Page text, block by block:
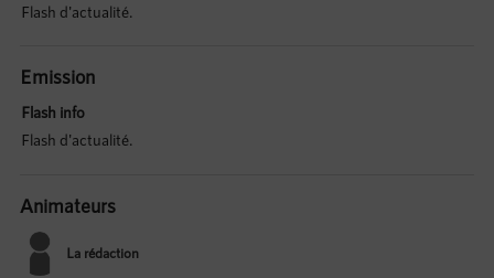
Flash d'actualité.
Emission
Flash info
Flash d'actualité.
Animateurs
La rédaction